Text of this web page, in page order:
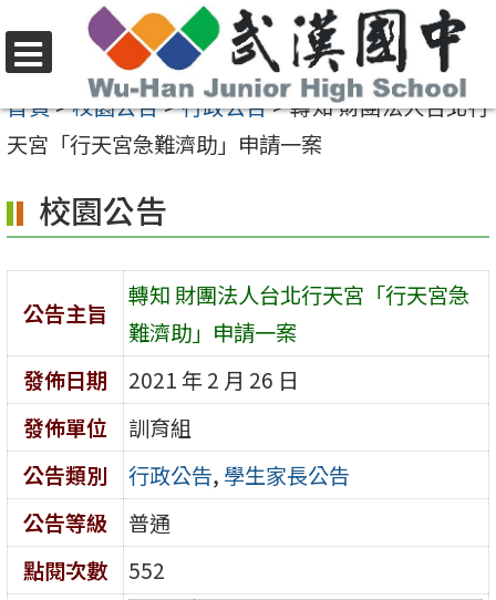
至
要
容
區
選
單
首頁>校園公告>行政公告>轉知 財團法人台北行
天宮「行天宮急難濟助」申請一案
校園公告
公告主旨
轉知 財團法人台北行天宮「行天宮急
難濟助」申請一案
發佈日期
2021 年 2 月 26 日
發佈單位
訓育組
公告類別
行政公告, 學生家長公告
公告等級
普通
點閱次數
552